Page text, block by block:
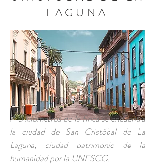
LAGUNA
A 5 kilómetros de la finca se encuentra
la ciudad de San Cristóbal de La
Laguna, ciudad patrimonio de la
humanidad por la UNESCO.